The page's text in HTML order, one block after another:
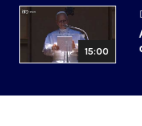
15:00